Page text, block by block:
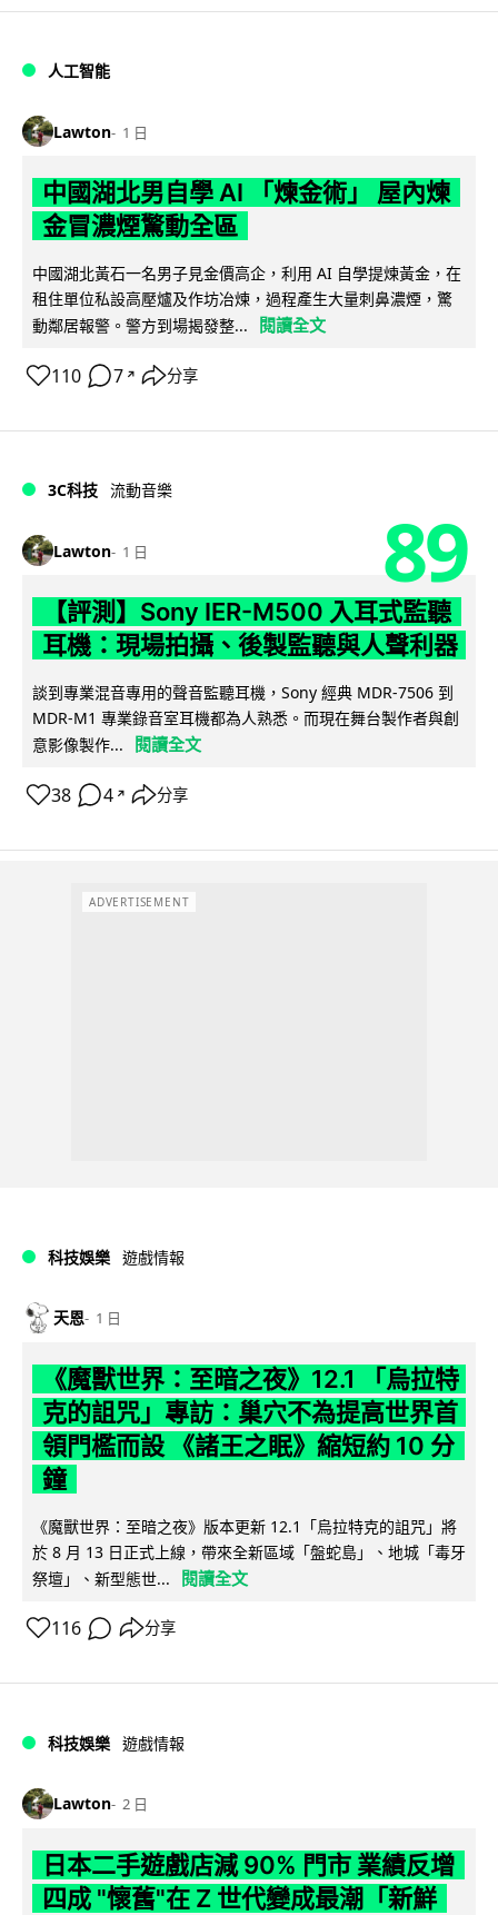
人工智能
Lawton 1 日
中國湖北男自學 AI 「煉金術」 屋內煉
金冒濃煙驚動全區
中國湖北黃石一名男子見金價高企，利用 AI 自學提煉黃金，在
租住單位私設高壓爐及作坊冶煉，過程產生大量刺鼻濃煙，驚
動鄰居報警。警方到場揭發整...
閱讀全文
110 7 ↗ 分享
3C科技 流動音樂
Lawton 1 日 89
【評測】Sony IER-M500 入耳式監聽
耳機：現場拍攝、後製監聽與人聲利器
談到專業混音專用的聲音監聽耳機，Sony 經典 MDR-7506 到
MDR-M1 專業錄音室耳機都為人熟悉。而現在舞台製作者與創
意影像製作...
閱讀全文
38 4 ↗ 分享
ADVERTISEMENT
科技娛樂 遊戲情報
天恩 1 日
《魔獸世界：至暗之夜》12.1 「烏拉特
克的詛咒」專訪：巢穴不為提高世界首
領門檻而設 《諸王之眠》縮短約 10 分
鐘
《魔獸世界：至暗之夜》版本更新 12.1「烏拉特克的詛咒」將
於 8 月 13 日正式上線，帶來全新區域「盤蛇島」、地城「毒牙
祭壇」、新型態世...
閱讀全文
116 分享
科技娛樂 遊戲情報
Lawton 2 日
日本二手遊戲店減 90% 門市 業績反增
四成 "懷舊"在 Z 世代變成最潮「新鮮